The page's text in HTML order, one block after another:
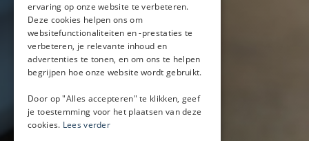
Mobiele bar
Mobiele bar huren
Bier/wijn/fris bar
Champagnebar
Wijnbar
Aperol spritz bar
ervaring op onze website te verbeteren.
Deze cookies helpen ons om
websitefunctionaliteiten en -prestaties te
verbeteren, je relevante inhoud en
advertenties te tonen, en om ons te helpen
begrijpen hoe onze website wordt gebruikt.
Door op "Alles accepteren" te klikken, geef
je toestemming voor het plaatsen van deze
cookies. Lees verder